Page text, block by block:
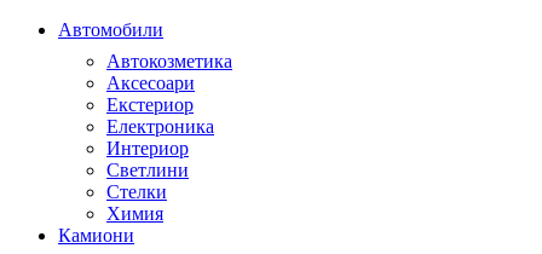
Автомобили
Автокозметика
Аксесоари
Екстериор
Електроника
Интериор
Светлини
Стелки
Химия
Камиони